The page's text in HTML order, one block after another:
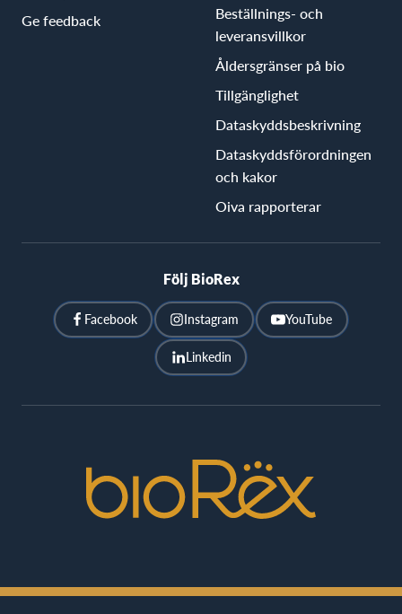
Ge feedback
Beställnings- och
leveransvillkor
Åldersgränser på bio
Tillgänglighet
Dataskyddsbeskrivning
Dataskyddsförordningen
och kakor
Oiva rapporterar
Följ BioRex
Facebook Instagram YouTube
Linkedin
Cinemas